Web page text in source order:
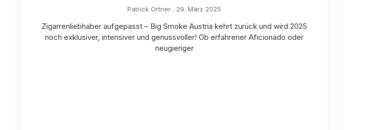
Patrick Ortner 29. März 2025
Zigarrenliebhaber aufgepasst – Big Smoke Austria kehrt zurück und wird 2025
noch exklusiver, intensiver und genussvoller! Ob erfahrener Aficionado oder
neugieriger